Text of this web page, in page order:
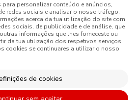
personalizar conteúdo e anúncios,
redes sociais e analisar o nosso tráfego.
acerca da tua utilização do site com
sociais, de publicidade e de análise, que
informações que lhes forneceste ou
da tua utilização dos respetivos serviços.
cookies se continuares a utilizar o nosso
de cookies